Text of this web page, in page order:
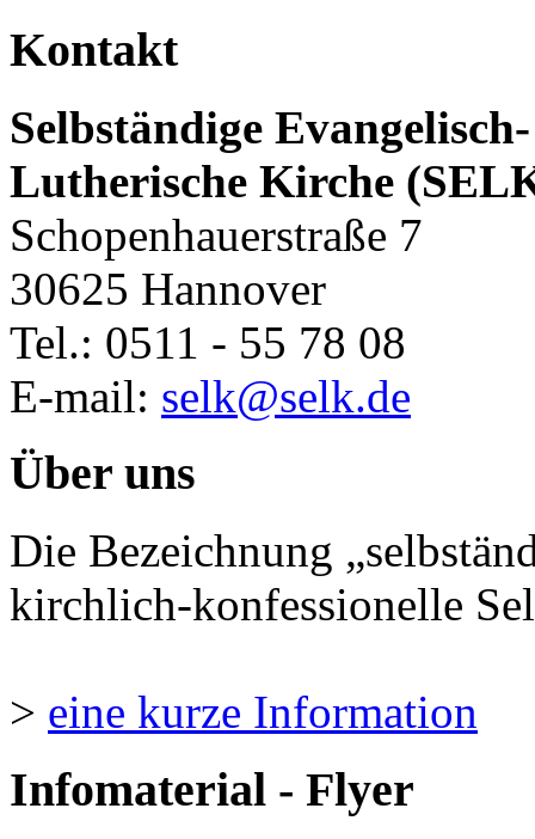
Kontakt
Selbständige Evangelisch-
Lutherische Kirche
Schopenhauerstraße 7
30625 Hannover
Tel.: 0511 - 55 78 08
E-mail: selk@selk.de
Über uns
Die Bezeichnung
kirchlich-konfessionelle
> eine kurze Information
Infomaterial - Flyer